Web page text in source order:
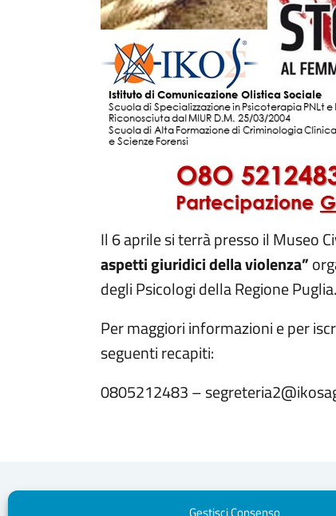
Il 6 aprile si terrà presso il Museo
aspetti giuridici della violenza”
degli Psicologi della Regione Puglia.
Per maggiori informazioni e per
seguenti recapiti:
0805212483 –